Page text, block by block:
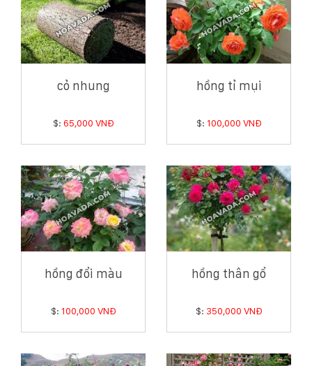
cỏ nhung
$: 65,000 VNĐ
hồng tỉ mụi
$: 100,000 VNĐ
hồng đổi màu
$: 100,000 VNĐ
hồng thân gổ
$: 350,000 VNĐ